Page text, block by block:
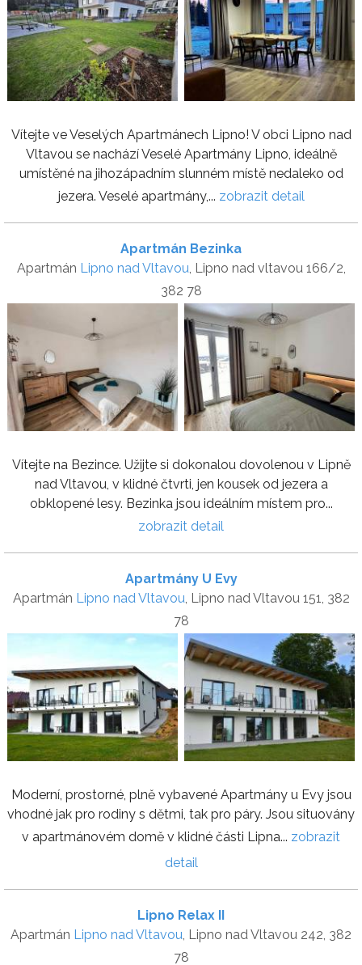
Vítejte ve Veselých Apartmánech Lipno! V obci Lipno nad
Vltavou se nachází Veselé Apartmány Lipno, ideálně
umístěné na jihozápadním slunném místě nedaleko od
jezera. Veselé apartmány,... zobrazit detail
Apartmán Bezinka
Apartmán Lipno nad Vltavou , Lipno nad vltavou 166/2,
382 78
Vítejte na Bezince. Užijte si dokonalou dovolenou v Lipně
nad Vltavou, v klidné čtvrti, jen kousek od jezera a
obklopené lesy. Bezinka jsou ideálním místem pro...
zobrazit detail
Apartmány U Evy
Apartmán Lipno nad Vltavou, Lipno nad Vltavou 151, 382
78
Moderní, prostorné, plně vybavené Apartmány u Evy jsou
vhodné jak pro rodiny s dětmi, tak pro páry. Jsou situovány
v apartmánovém domě v klidné části Lipna... zobrazit
detail
Lipno Relax II
Apartmán Lipno nad Vltavou, Lipno nad Vltavou 242, 382
78